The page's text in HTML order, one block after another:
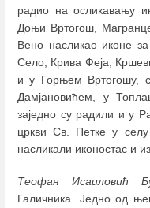
радио на осликавању
Доњи Вртогош,
Вено насликао иконе
Село, Крива Феја,
и у Горњем Вртогошу,
Дамјановићем, у
заједно су радили и у
цркви Св. Петке у
насликали иконостас и
Теофан Исаиловић
Галичника. Једно од